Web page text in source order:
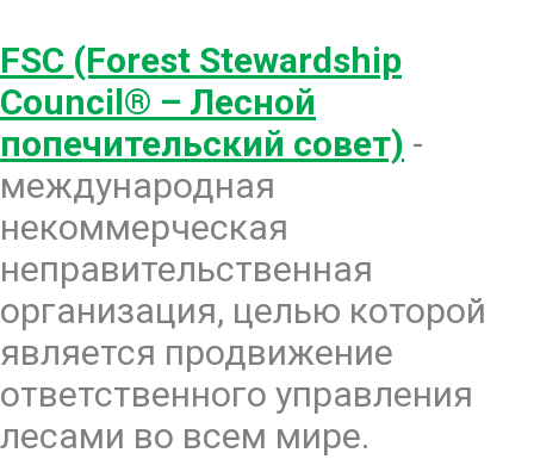
FSC (Forest Stewardship
Council® – Лесной
попечительский совет) -
международная
некоммерческая
неправительственная
организация, целью которой
является продвижение
ответственного управления
лесами во всем мире.